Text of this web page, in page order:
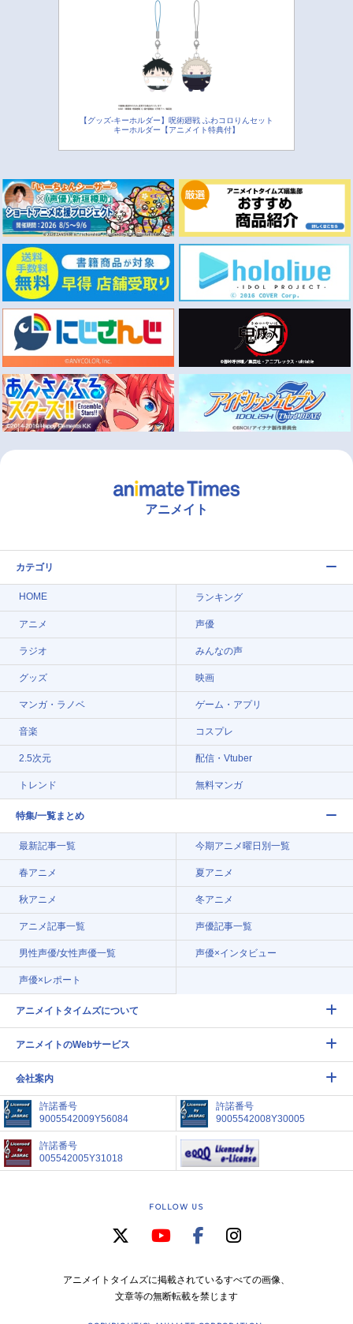
【グッズ-キーホルダー】呪術廻戦 ふわコロりんセット
キーホルダー【アニメイト特典付】
アニメイト
カテゴリ
HOME ランキング
アニメ 声優
ラジオ みんなの声
グッズ 映画
マンガ・ラノベ ゲーム・アプリ
音楽 コスプレ
2.5次元 配信・Vtuber
トレンド 無料マンガ
特集/一覧まとめ
最新記事一覧 今期アニメ曜日別一覧
春アニメ 夏アニメ
秋アニメ 冬アニメ
アニメ記事一覧 声優記事一覧
男性声優/女性声優一覧 声優×インタビュー
声優×レポート
アニメイトタイムズについて
アニメイトのWebサービス
会社案内
許諾番号
9005542009Y56084
許諾番号
9005542008Y30005
許諾番号
005542005Y31018
FOLLOW US
アニメイトタイムズに掲載されているすべての画像、
文章等の無断転載を禁じます